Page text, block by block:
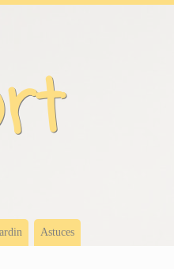
Astuces